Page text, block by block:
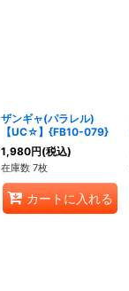
ザンギャ(パラレル)
【UC☆】{FB10-079}
1,980円(税込)
在庫数 7枚
カートに入れる